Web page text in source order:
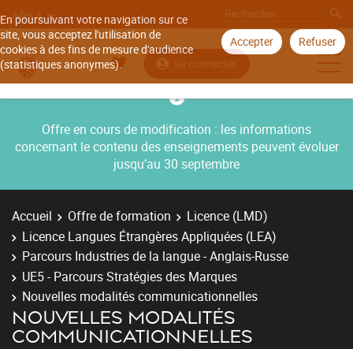
En poursuivant votre navigation sur ce
site, vous acceptez l'utilisation de
cookies à des fins de mesure d'audience
(statistiques anonymes).
Accepter Refuser
Aller à
Se connecter
Offre en cours de modification : les informations
concernant le contenu des enseignements peuvent évoluer
jusqu’au 30 septembre
Accueil Offre de formation
Licence (LMD)
Licence Langues Étrangères Appliquées (LEA)
Parcours Industries de la langue - Anglais-Russe
UE5 - Parcours Stratégies des Marques
Nouvelles modalités communicationnelles
NOUVELLES MODALITÉS
COMMUNICATIONNELLES